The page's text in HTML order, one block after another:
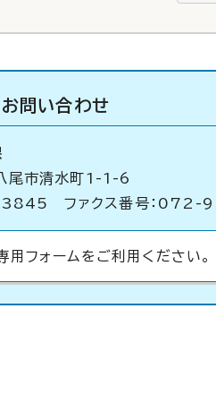
お問い合わせ
市清水町1-1-6
ファクス番号：
フォームをご利用ください。